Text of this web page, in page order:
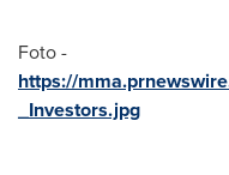
Foto -
https://
_Investors.jpg